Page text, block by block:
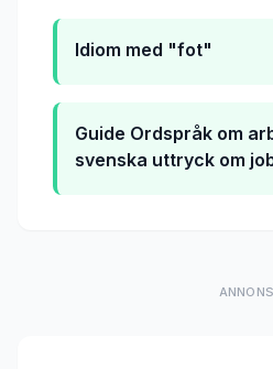
Idiom med "fot"
Guide Ordspråk om
svenska uttryck om
ANNONS